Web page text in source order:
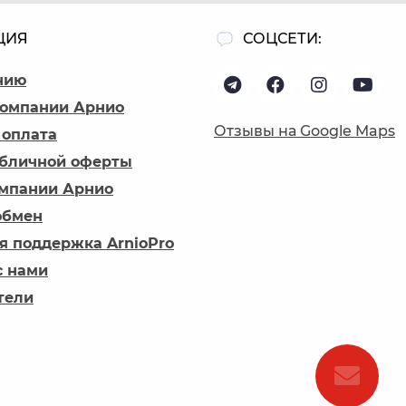
Арнио
оферты
Арнио
поддержка ArnioPro
нами
СОЦСЕТИ:
Отзывы на Google Maps